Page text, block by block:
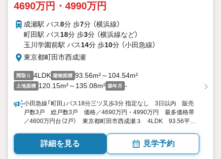
4690万円・4990万円
成瀬駅 バス8分 歩7分 （横浜線）
町田駅 バス18分 歩3分 （横浜線など）
玉川学園前駅 バス14分 歩10分 （小田急線）
東京都町田市西成瀬
間取り 4LDK 建物面積 93.56m²～104.54m²
土地面積 120.15m²～135.08m² 築年月 -
小田急線「町田」バス18分三ツ又歩3分 指定なし 3日以内 販売
戸数3戸 総戸数3戸 価格／4690万円・4990万円 最多価格帯
／4600万円台（2戸） 東京都町田市西成瀬３ 4LDK 93.56平米
詳細を見る 見学予約